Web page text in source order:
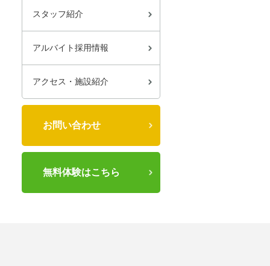
スタッフ紹介
アルバイト採用情報
アクセス・施設紹介
お問い合わせ
無料体験はこちら